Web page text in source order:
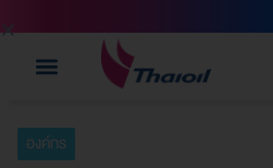
องค์กร